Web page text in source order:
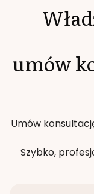
umów
Umów
Szybko,